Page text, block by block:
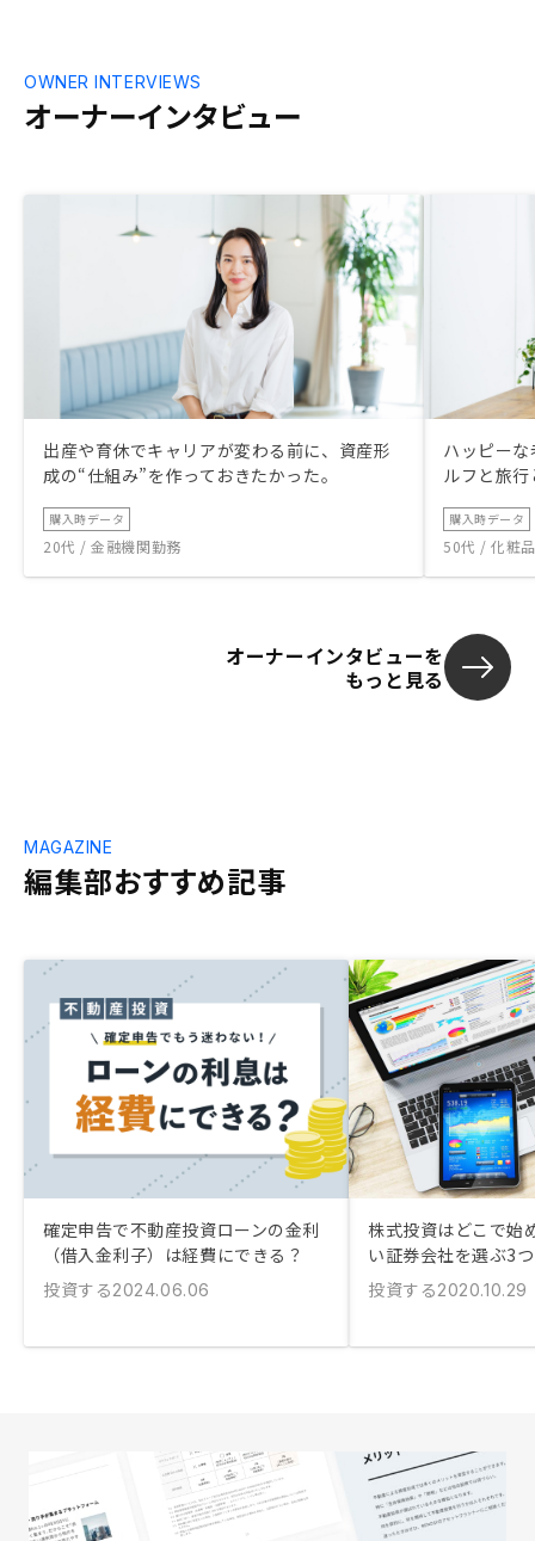
ナー販売、押し売りのやり口と同じに感
じ、不信感をもつ。
オーナーインタビュー
OWNER INTERVIEWS
出産や育休でキャリアが変わる前に、資産形
成の“仕組み”を作っておきたかった。
購入時データ
20代 / 金融機関勤務
ハッピー
ルフと旅
購入時データ
50代 / 化粧
オーナーインタビューを
もっと見る
編集部おすすめ記事
MAGAZINE
確定申告で不動産投資ローンの金利
（借入金利子）は経費にできる？
投資する2024.06.06
株式投資はどこで始
い証券会社を選ぶ3
投資する2020.10.29